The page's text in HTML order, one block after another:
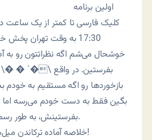
اولین برنامه
کلیک فارسی تا کمتر از یک ساعت
17:30 به وقت تهران
خوشحال می‌شم اگه نظراتتون رو به
\� � `�\
بازخوردها رو اگه مستقیم به خودم
بگین فقط به دست خودم می‌رسه اما
بفرستینش، به طور رسمی منتقل می‌شه.
خلاصه آماده ترکاندن میل‌باکسمون هستم!